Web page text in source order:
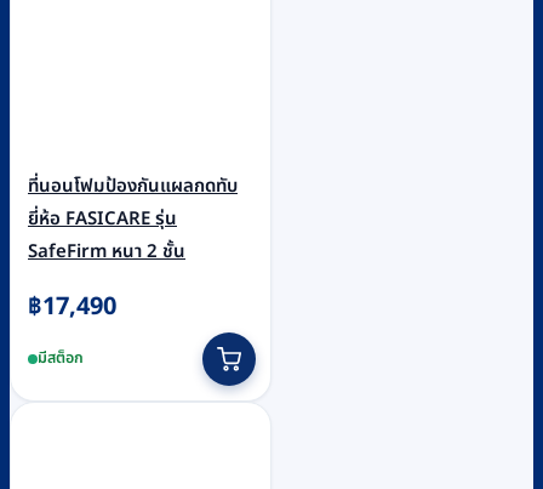
ที่นอนโฟมป้องกันแผลกดทับ
ยี่ห้อ FASICARE รุ่น
SafeFirm หนา 2 ชั้น
฿17,490
มีสต็อก